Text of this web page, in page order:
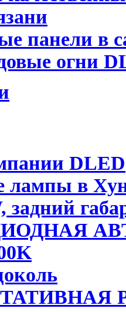
панели в
огни
DLED
лампы в